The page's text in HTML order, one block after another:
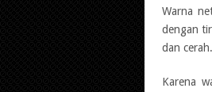
Warna
dengan
dan cerah.
Karena